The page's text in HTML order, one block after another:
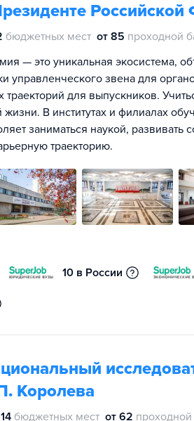
Российской
бюджетных мест от 85 проходной
— это уникальная экосистема,
управленческого звена для
траекторий для выпускников.
В институтах и филиалах
заниматься наукой, развивать
траекторию.
10 в России
Королева
бюджетных мест от 62 проходной